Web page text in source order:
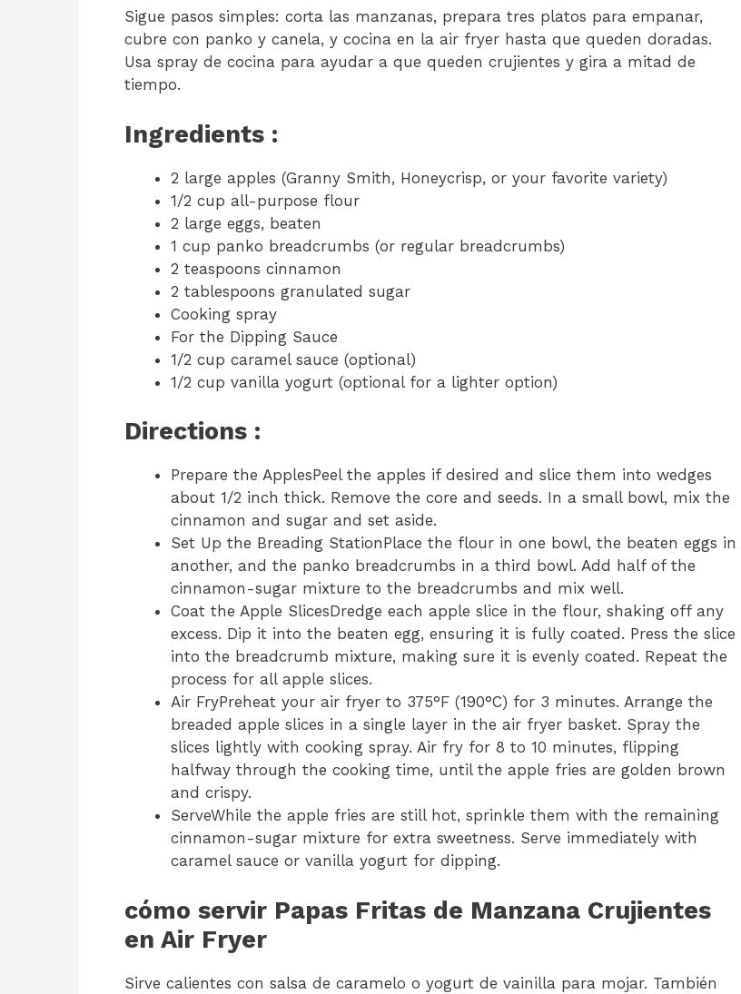
Sigue pasos simples: corta las manzanas, prepara tres platos para empanar,
cubre con panko y canela, y cocina en la air fryer hasta que queden doradas.
Usa spray de cocina para ayudar a que queden crujientes y gira a mitad de
tiempo.
Ingredients :
2 large apples (Granny Smith, Honeycrisp, or your favorite variety)
1/2 cup all-purpose flour
2 large eggs, beaten
1 cup panko breadcrumbs (or regular breadcrumbs)
2 teaspoons cinnamon
2 tablespoons granulated sugar
Cooking spray
For the Dipping Sauce
1/2 cup caramel sauce (optional)
1/2 cup vanilla yogurt (optional for a lighter option)
Directions :
Prepare the ApplesPeel the apples if desired and slice them into wedges
about 1/2 inch thick. Remove the core and seeds. In a small bowl, mix the
cinnamon and sugar and set aside.
Set Up the Breading StationPlace the flour in one bowl, the beaten eggs in
another, and the panko breadcrumbs in a third bowl. Add half of the
cinnamon-sugar mixture to the breadcrumbs and mix well.
Coat the Apple SlicesDredge each apple slice in the flour, shaking off any
excess. Dip it into the beaten egg, ensuring it is fully coated. Press the slice
into the breadcrumb mixture, making sure it is evenly coated. Repeat the
process for all apple slices.
Air FryPreheat your air fryer to 375°F (190°C) for 3 minutes. Arrange the
breaded apple slices in a single layer in the air fryer basket. Spray the
slices lightly with cooking spray. Air fry for 8 to 10 minutes, flipping
halfway through the cooking time, until the apple fries are golden brown
and crispy.
ServeWhile the apple fries are still hot, sprinkle them with the remaining
cinnamon-sugar mixture for extra sweetness. Serve immediately with
caramel sauce or vanilla yogurt for dipping.
cómo servir Papas Fritas de Manzana Crujientes
en Air Fryer
Sirve calientes con salsa de caramelo o yogurt de vainilla para mojar. También